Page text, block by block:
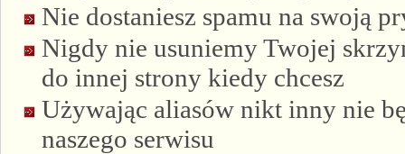
Nie dostaniesz spamu na swoją
Nigdy nie usuniemy Twojej
do innej strony kiedy chcesz
Używając aliasów nikt inny nie
naszego serwisu